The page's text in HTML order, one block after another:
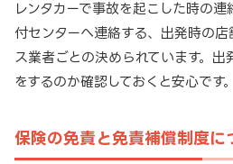
レンタカーで事故を起こした時の
付センターへ連絡する、出発時の
ス業者ごとの決められています。
をするのか確認しておくと安心です。
保険の免責と免責補償制度に